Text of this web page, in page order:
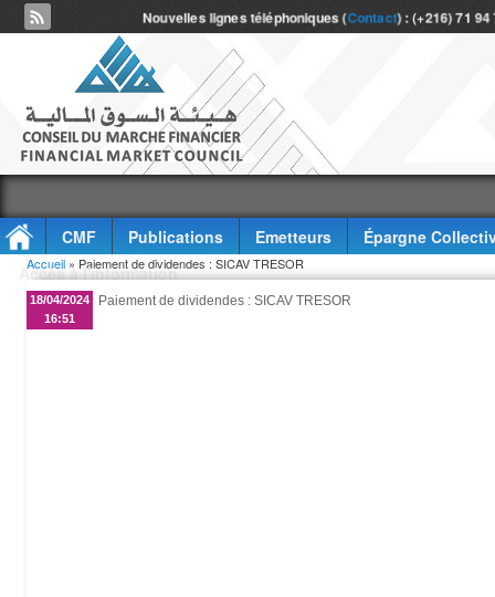
Nouvelles lignes téléphoniques (Contact) : (+216) 71
CMF Publications Emetteurs
Épargne
Accès à l'information
Vous êtes ici
Accueil » Paiement de dividendes : SICAV TRESOR
18/04/2024
16:51
Paiement de dividendes : SICAV TRESOR